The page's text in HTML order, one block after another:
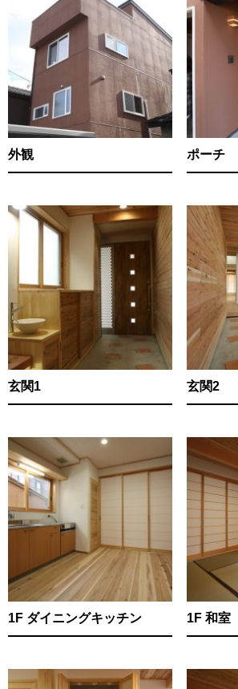
外観 ポーチ
玄関1 玄関2
1F ダイニングキッチン 1F 和室